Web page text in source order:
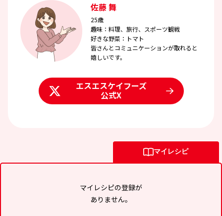
佐藤 舞
25歳
趣味：料理、旅行、スポーツ観戦
好きな野菜：トマト
皆さんとコミュニケーションが取れると
嬉しいです。
エスエスケイフーズ
公式X
マイレシピ
マイレシピの登録が
ありません。